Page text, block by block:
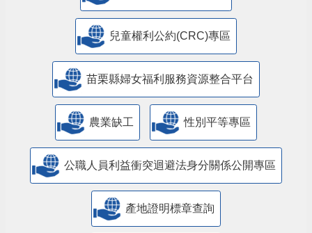
兒童權利公約(CRC)專區
苗栗縣婦女福利服務資源整合平台
農業缺工 性別平等專區
公職人員利益衝突迴避法身分關係公開專區
產地證明標章查詢